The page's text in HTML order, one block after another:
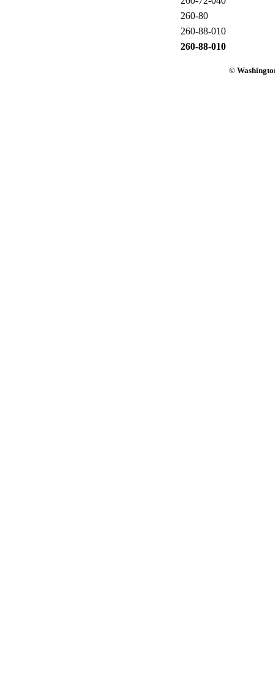
260-80
260-88-010
260-88-010
©